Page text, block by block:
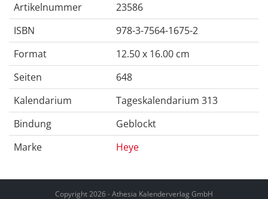
Artikelnummer
23586
ISBN
978-3-7564-1675-2
Format
12.50 x 16.00 cm
Seiten
648
Kalendarium
Tageskalendarium 313
Bindung
Geblockt
Marke
Heye
Copyright 2026 - Athesia Kalenderverlag GmbH